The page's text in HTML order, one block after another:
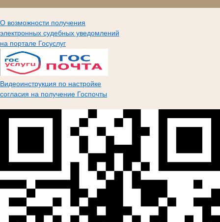
О возможности получения
электронных судебных уведомлений
на портале Госуслуг
Видеоинструкция по настройке
согласия на получение Госпочты